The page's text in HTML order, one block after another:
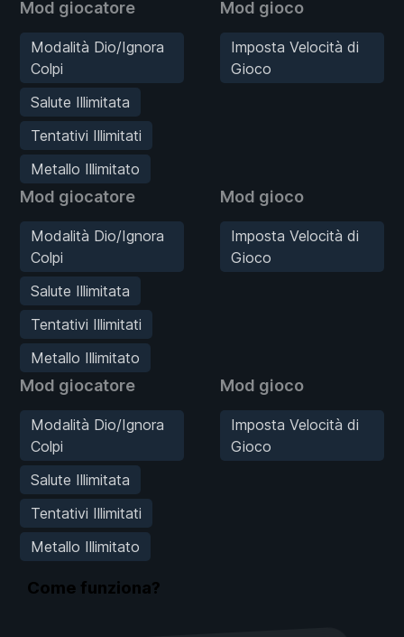
Mod giocatore
Modalità Dio/Ignora
Colpi
Salute Illimitata
Tentativi Illimitati
Metallo Illimitato
Mod gioco
Imposta Velocità di
Gioco
Mod giocatore
Modalità Dio/Ignora
Colpi
Salute Illimitata
Tentativi Illimitati
Metallo Illimitato
Mod gioco
Imposta Velocità di
Gioco
Mod giocatore
Modalità Dio/Ignora
Colpi
Salute Illimitata
Tentativi Illimitati
Metallo Illimitato
Mod gioco
Imposta Velocità di
Gioco
Come funziona?